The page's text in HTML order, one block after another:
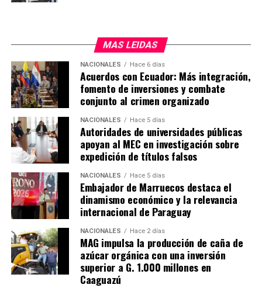
MAS LEIDAS
NACIONALES Hace 6 días
Acuerdos con Ecuador: Más integración,
fomento de inversiones y combate
conjunto al crimen organizado
NACIONALES Hace 5 días
Autoridades de universidades públicas
apoyan al MEC en investigación sobre
expedición de títulos falsos
NACIONALES Hace 5 días
Embajador de Marruecos destaca el
dinamismo económico y la relevancia
internacional de Paraguay
NACIONALES Hace 2 días
MAG impulsa la producción de caña de
azúcar orgánica con una inversión
superior a G. 1.000 millones en
Caaguazú